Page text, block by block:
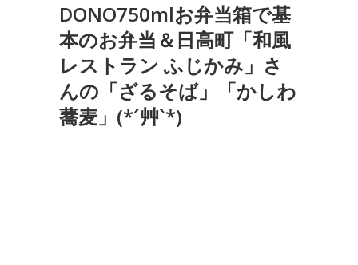
DONO750mlお弁当箱で基
本のお弁当＆日高町「和風
レストラン ふじかみ」さ
んの「ざるそば」「かしわ
蕎麦」(*´艸`*)